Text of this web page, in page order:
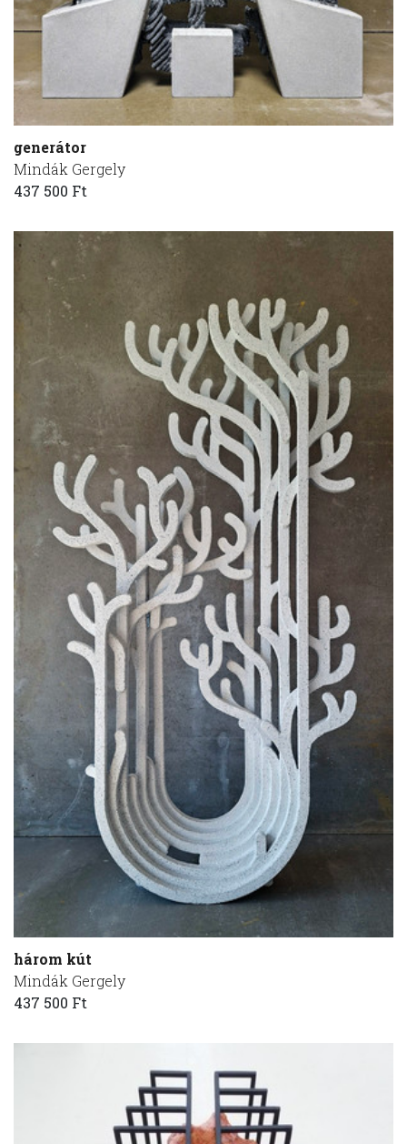
generátor
Mindák Gergely
437 500 Ft
három kút
Mindák Gergely
437 500 Ft